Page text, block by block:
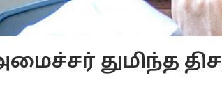
துமிந்த